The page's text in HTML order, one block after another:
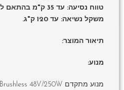
טווח נסיעה: עד 35 ק"מ בהתאם לתנאי הדרך ומשקל הרוכב.
משקל נשיאה: עד 120 ק"ג.
תיאור המוצר:
מנוע:
מנוע מתקדם Brushless 48V/250W ללא פחמים.